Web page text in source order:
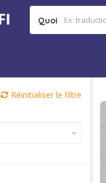
Quoi
Réinitialiser le filtre